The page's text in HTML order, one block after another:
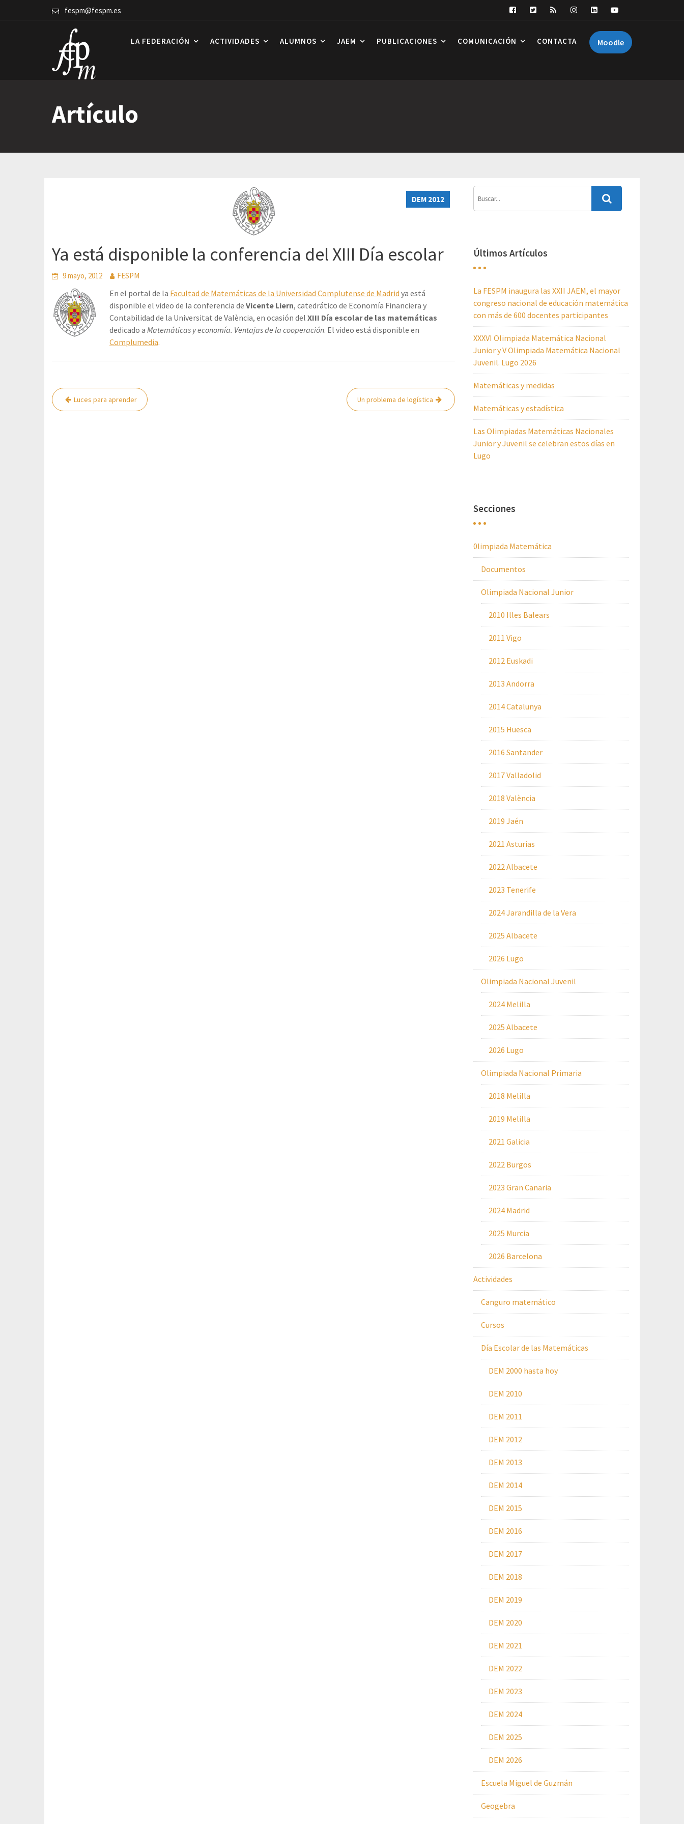
fespm@fespm.es
Moodle
LA FEDERACIÓN ACTIVIDADES ALUMNOS JAEM PUBLICACIONES COMUNICACIÓN CONTACTA
Artículo
DEM 2012
Ya está disponible la conferencia del XIII Día escolar
9 mayo, 2012 FESPM
En el portal de la Facultad de Matemáticas de la Universidad Complutense de Madrid ya está
disponible el video de la conferencia de Vicente Liern, catedrático de Economía Financiera y
Contabilidad de la Universitat de València, en ocasión del XIII Día escolar de las matemáticas
dedicado a Matemáticas y economía. Ventajas de la cooperación. El video está disponible en
Complumedia.
Navegación
de
Luces para aprender Un problema de logística
Últimos Artículos
La FESPM inaugura las XXII JAEM, el mayor
congreso nacional de educación matemática
con más de 600 docentes participantes
XXXVI Olimpiada Matemática Nacional
Junior y V Olimpiada Matemática Nacional
Juvenil. Lugo 2026
Matemáticas y medidas
Matemáticas y estadística
Las Olimpiadas Matemáticas Nacionales
Junior y Juvenil se celebran estos días en
Lugo
Secciones
0limpiada Matemática
Documentos
Olimpiada Nacional Junior
2010 Illes Balears
2011 Vigo
2012 Euskadi
2013 Andorra
2014 Catalunya
2015 Huesca
2016 Santander
2017 Valladolid
2018 València
2019 Jaén
2021 Asturias
2022 Albacete
2023 Tenerife
2024 Jarandilla de la Vera
2025 Albacete
2026 Lugo
Olimpiada Nacional Juvenil
2024 Melilla
2025 Albacete
2026 Lugo
Olimpiada Nacional Primaria
2018 Melilla
2019 Melilla
2021 Galicia
2022 Burgos
2023 Gran Canaria
2024 Madrid
2025 Murcia
2026 Barcelona
Actividades
Canguro matemático
Cursos
Día Escolar de las Matemáticas
DEM 2000 hasta hoy
DEM 2010
DEM 2011
DEM 2012
DEM 2013
DEM 2014
DEM 2015
DEM 2016
DEM 2017
DEM 2018
DEM 2019
DEM 2020
DEM 2021
DEM 2022
DEM 2023
DEM 2024
DEM 2025
DEM 2026
Escuela Miguel de Guzmán
Geogebra